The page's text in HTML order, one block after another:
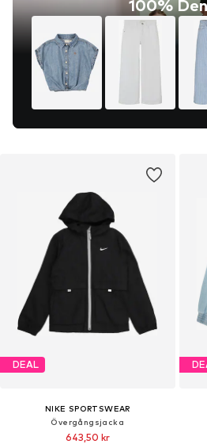
100%
DEAL
NIKE SPORTSWEAR
Övergångsjacka
643,50 kr